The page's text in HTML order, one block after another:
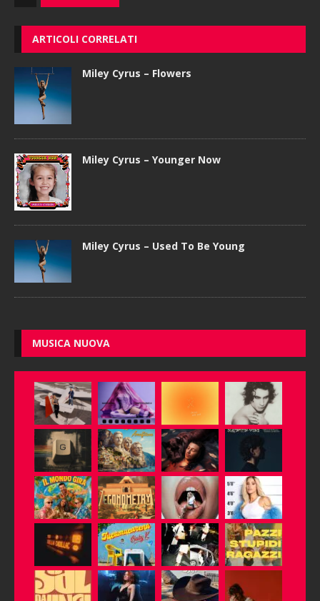
ARTICOLI CORRELATI
Miley Cyrus – Flowers
Miley Cyrus – Younger Now
Miley Cyrus – Used To Be Young
MUSICA NUOVA